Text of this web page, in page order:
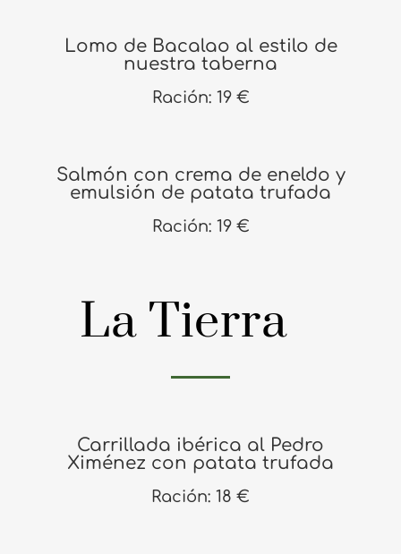
Lomo de Bacalao al estilo de
nuestra taberna
Ración: 19 €
Salmón con crema de eneldo y
emulsión de patata trufada
Ración: 19 €
La Tierra
Carrillada ibérica al Pedro
Ximénez con patata trufada
Ración: 18 €